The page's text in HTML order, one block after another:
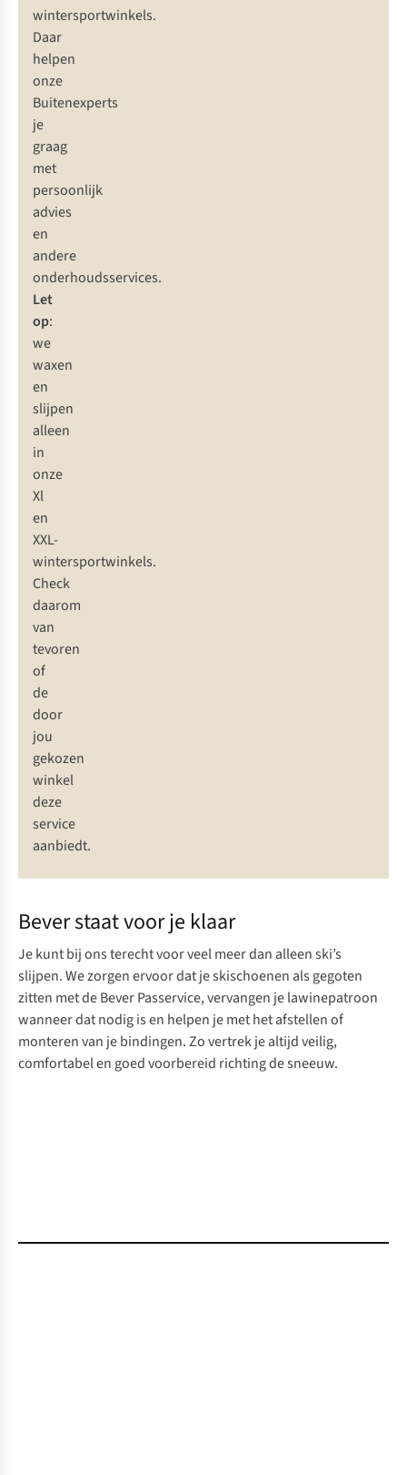
wintersportwinkels.
Daar
helpen
onze
Buitenexperts
je
graag
met
persoonlijk
advies
en
andere
onderhoudsservices.
Let
op:
we
waxen
en
slijpen
alleen
in
onze
Xl
en
XXL-
wintersportwinkels.
Check
daarom
van
tevoren
of
de
door
jou
gekozen
winkel
deze
service
aanbiedt.
Bever staat voor je klaar
Je kunt bij ons terecht voor veel meer dan alleen ski’s
slijpen. We zorgen ervoor dat je skischoenen als gegoten
zitten met deBever Passervice,vervangen je lawinepatroon
wanneer dat nodig is en helpen je met hetafstellen of
monteren van je bindingen. Zo vertrek je altijd veilig,
comfortabel en goed voorbereid richting de sneeuw.